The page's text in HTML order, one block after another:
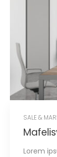
SALE &
Lorem